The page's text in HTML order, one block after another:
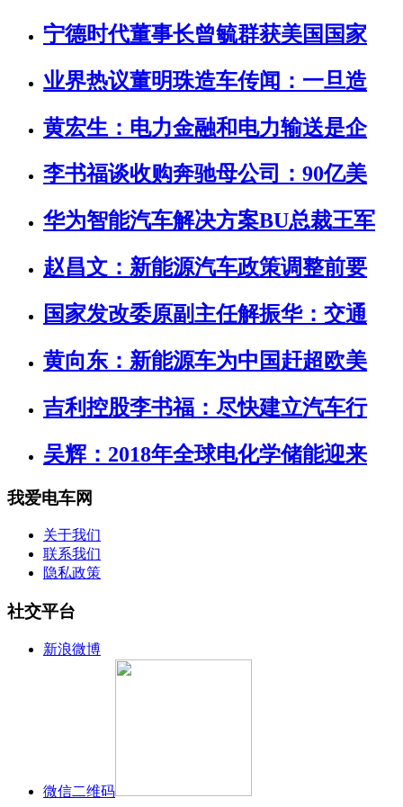
宁德时代董事长曾毓群获美国国家
业界热议董明珠造车传闻：一旦造
黄宏生：电力金融和电力输送是企
李书福谈收购奔驰母公司：90亿美
华为智能汽车解决方案BU总裁王军
赵昌文：新能源汽车政策调整前要
国家发改委原副主任解振华：交通
黄向东：新能源车为中国赶超欧美
吉利控股李书福：尽快建立汽车行
吴辉：2018年全球电化学储能迎来
我爱电车网
关于我们
联系我们
隐私政策
社交平台
新浪微博
微信二维码